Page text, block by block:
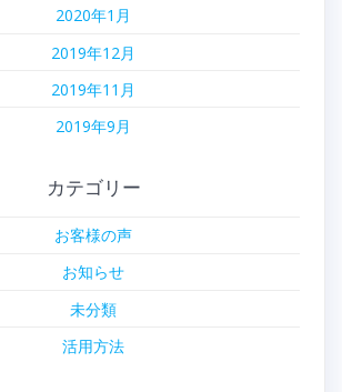
2020年1月
2019年12月
2019年11月
2019年9月
カテゴリー
お客様の声
お知らせ
未分類
活用方法